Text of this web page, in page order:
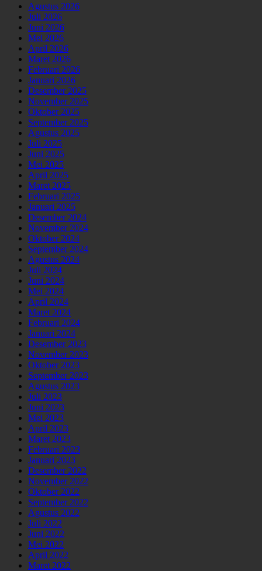
Agustus 2026
Juli 2026
Juni 2026
Mei 2026
April 2026
Maret 2026
Februari 2026
Januari 2026
Desember 2025
November 2025
Oktober 2025
September 2025
Agustus 2025
Juli 2025
Juni 2025
Mei 2025
April 2025
Maret 2025
Februari 2025
Januari 2025
Desember 2024
November 2024
Oktober 2024
September 2024
Agustus 2024
Juli 2024
Juni 2024
Mei 2024
April 2024
Maret 2024
Februari 2024
Januari 2024
Desember 2023
November 2023
Oktober 2023
September 2023
Agustus 2023
Juli 2023
Juni 2023
Mei 2023
April 2023
Maret 2023
Februari 2023
Januari 2023
Desember 2022
November 2022
Oktober 2022
September 2022
Agustus 2022
Juli 2022
Juni 2022
Mei 2022
April 2022
Maret 2022